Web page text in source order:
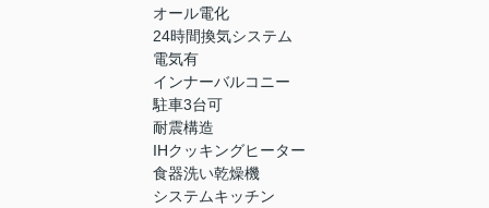
オール電化
24時間換気システム
電気有
インナーバルコニー
駐車3台可
耐震構造
IHクッキングヒーター
食器洗い乾燥機
システムキッチン